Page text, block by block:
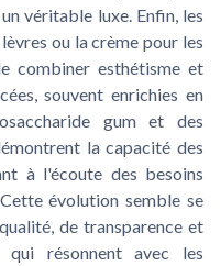
véritable luxe. Enfin, les
ou la crème pour les
combiner esthétisme et
souvent enrichies en
gum et des
la capacité des
à l'écoute des besoins
évolution semble se
de transparence et
qui résonnent avec les